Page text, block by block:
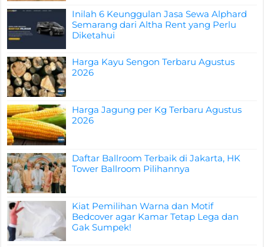
Inilah 6 Keunggulan Jasa Sewa Alphard
Semarang dari Altha Rent yang Perlu
Diketahui
Harga Kayu Sengon Terbaru Agustus
2026
Harga Jagung per Kg Terbaru Agustus
2026
Daftar Ballroom Terbaik di Jakarta, HK
Tower Ballroom Pilihannya
Kiat Pemilihan Warna dan Motif
Bedcover agar Kamar Tetap Lega dan
Gak Sumpek!